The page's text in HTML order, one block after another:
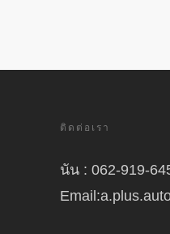
ติดต่อเรา
นัน : 062-919-